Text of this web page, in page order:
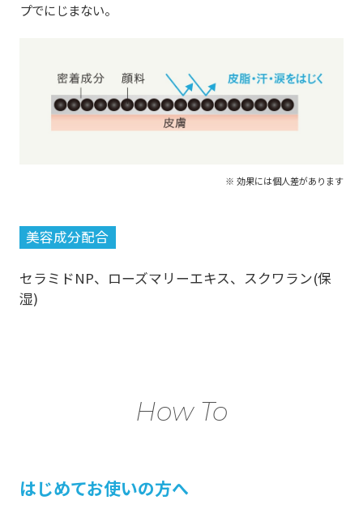
プでにじまない。
※ 効果には個人差があります
美容成分配合
セラミドNP、ローズマリーエキス、スクワラン(保
湿)
How To
はじめてお使いの方へ